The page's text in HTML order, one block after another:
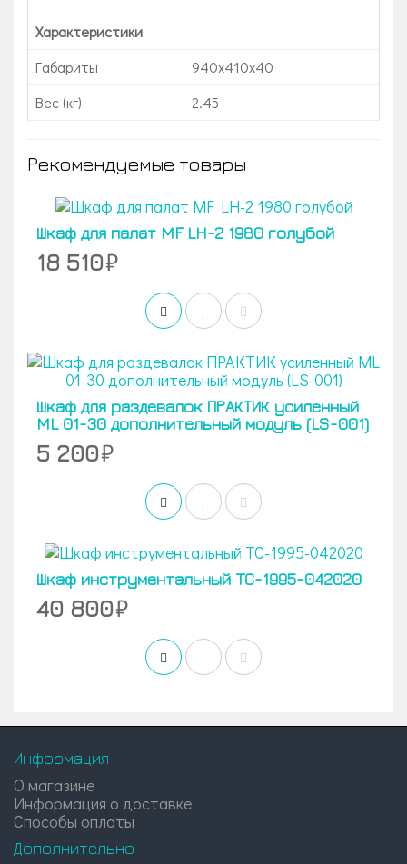
Характеристики
Габариты
940x410x40
Вес (кг)
2.45
Рекомендуемые товары
Шкаф для палат MF LH-2 1980 голубой
18 510
Шкаф для раздевалок ПРАКТИК усиленный
ML 01-30 дополнительный модуль (LS-001)
5 200
Шкаф инструментальный TC-1995-042020
40 800
Информация
О магазине
Информация о доставке
Способы оплаты
Дополнительно